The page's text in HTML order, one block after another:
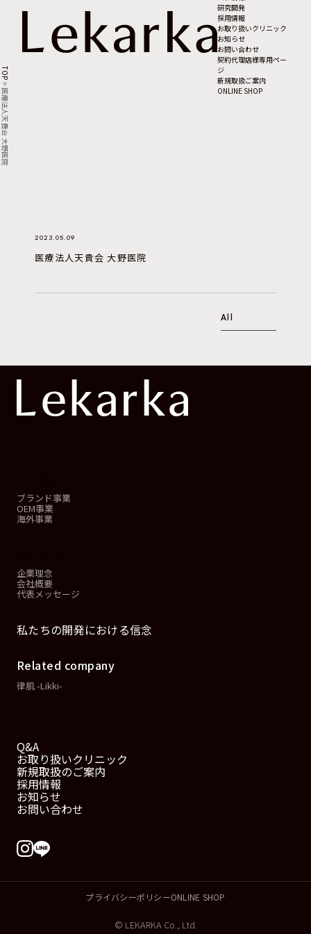
研究開発
採用情報
お取り扱いクリニック
お知らせ
お問い合わせ
契約代理店様専用ペー
ジ
新規取扱ご案内
ONLINE SHOP
TOP
>
医療法人天貴会 大野医院
2023.05.09
医療法人天貴会 大野医院
All
ブランド事業
OEM事業
海外事業
企業理念
会社概要
代表メッセージ
私たちの開発における信念
Related company
律肌 -Likki-
Q&A
お取り扱いクリニック
新規取扱のご案内
採用情報
お知らせ
お問い合わせ
プライバシーポリシーONLINE SHOP
© LEKARKA Co., Ltd.